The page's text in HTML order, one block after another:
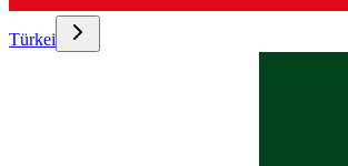
Türkei